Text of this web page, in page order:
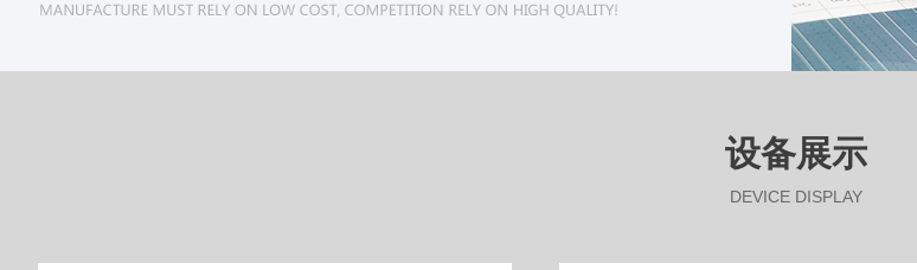
设备展示
DEVICE DISPLAY